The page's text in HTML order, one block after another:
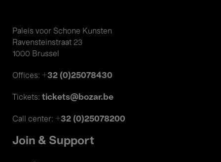
Paleis voor Schone Kunsten
Ravensteinstraat 23
1000 Brussel
Offices: +32 (0)25078430
Tickets: tickets@bozar.be
Call center: +32 (0)25078200
Join & Support